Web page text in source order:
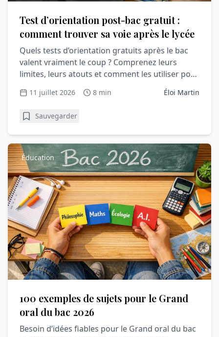
Test d’orientation post-bac gratuit :
comment trouver sa voie après le lycée
Quels tests d’orientation gratuits après le bac
valent vraiment le coup ? Comprenez leurs
limites, leurs atouts et comment les utiliser pour
11 juillet 2026 8 min Éloi Martin
Sauvegarder
Éducation
100 exemples de sujets pour le Grand
oral du bac 2026
Besoin d’idées fiables pour le Grand oral du bac